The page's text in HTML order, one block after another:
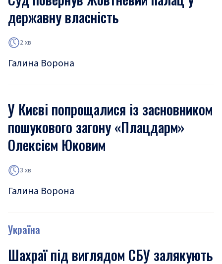
державну власність
2 хв
Галина Ворона
У Києві попрощалися із засновником
пошукового загону «Плацдарм»
Олексієм Юковим
3 хв
Галина Ворона
Україна
Шахраї під виглядом СБУ залякують